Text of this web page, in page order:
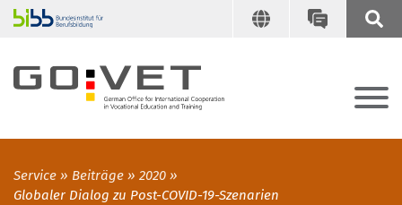
Service Beiträge
2020
Globaler Dialog zu Post-COVID-19-Szenarien